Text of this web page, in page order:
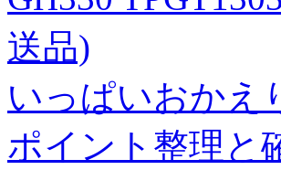
送品)
いっぱいおかえ
ポイント整理と